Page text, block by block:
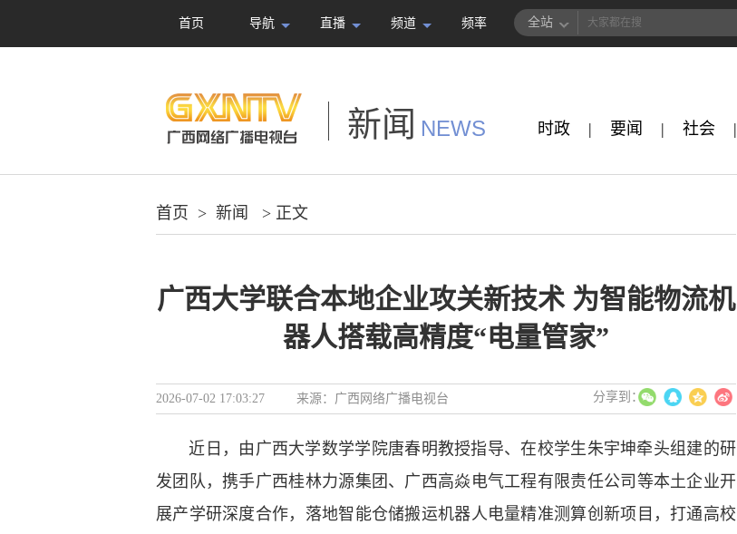
首页 导航 直播 频道 频率 全站
新闻 NEWS 时政 | 要闻 | 社会 |
首页 > 新闻 > 正文
广西大学联合本地企业攻关新技术 为智能物流机
器人搭载高精度“电量管家”
2026-07-02 17:03:27 来源： 广西网络广播电视台
近日，由广西大学数学学院唐春明教授指导、在校学生朱宇坤牵头组建的研
发团队，携手广西桂林力源集团、广西高焱电气工程有限责任公司等本土企业开
展产学研深度合作，落地智能仓储搬运机器人电量精准测算创新项目，打通高校